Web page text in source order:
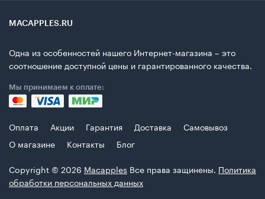
MACAPPLES.RU
Одна из особенностей нашего Интернет-магазина – это
соотношение доступной цены и гарантированного качества.
Мы принимаем к оплате:
Оплата Акции Гарантия Доставка
Самовывоз
О магазине
Контакты
Блог
Copyright © 2026 Macapples Все права защинены. Политика
обработки персональных данных